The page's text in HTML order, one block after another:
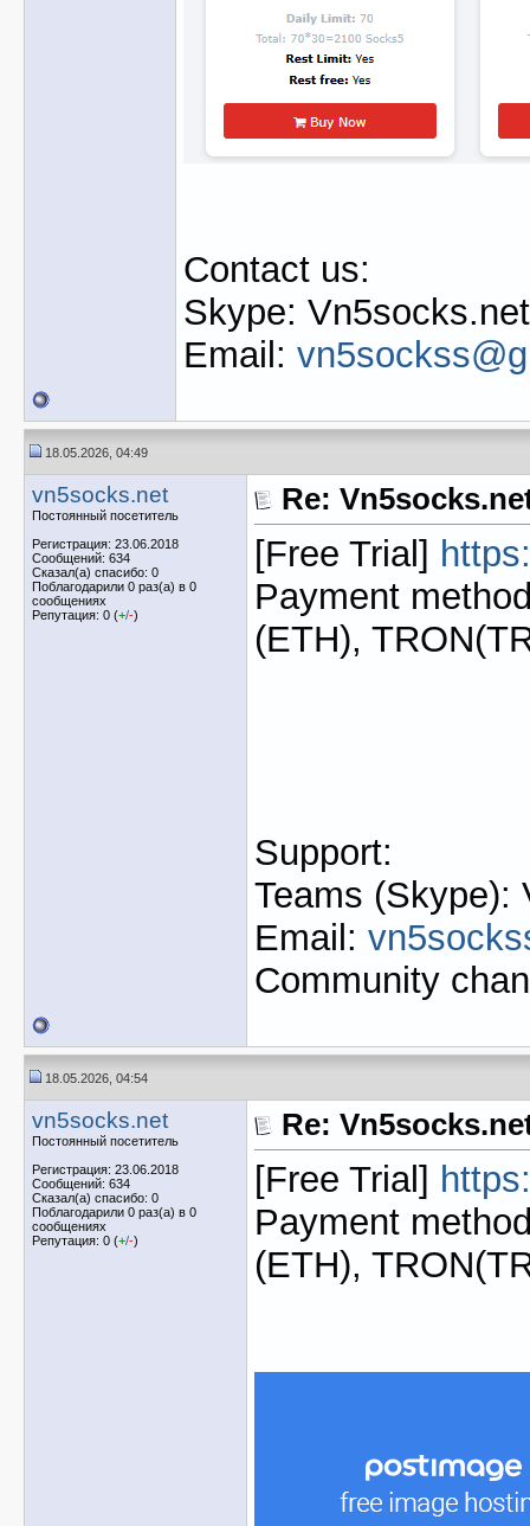
Contact us:
Skype: Vn5socks.net
Email:
18.05.2026, 04:49
vn5socks.net
Постоянный посетитель
Регистрация: 23.06.2018
Сообщений: 634
Сказал(а) спасибо: 0
Поблагодарили 0 раз(а) в 0
сообщениях
Репутация: 0 (+/-)
Re:
[Free Trial]
Payment
(ETH),
Support:
Teams (Skype):
Email:
Community
18.05.2026, 04:54
vn5socks.net
Постоянный посетитель
Регистрация: 23.06.2018
Сообщений: 634
Сказал(а) спасибо: 0
Поблагодарили 0 раз(а) в 0
сообщениях
Репутация: 0 (+/-)
Re:
[Free Trial]
Payment
(ETH),